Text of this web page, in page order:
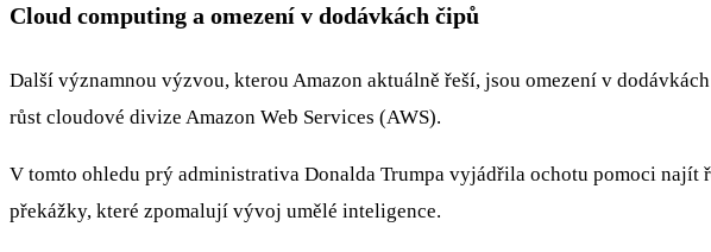
Cloud computing a omezení v dodávkách čipů
Další významnou výzvou, kterou Amazon aktuálně řeší, jsou omezení v
růst cloudové divize Amazon Web Services (AWS).
V tomto ohledu prý administrativa Donalda Trumpa vyjádřila ochotu pomoci najít
překážky, které zpomalují vývoj umělé inteligence.